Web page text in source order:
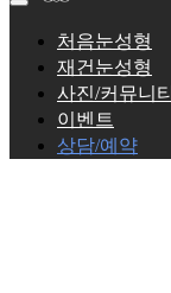
처음눈성형
재건눈성형
사진/커뮤니티
이벤트
상담/예약